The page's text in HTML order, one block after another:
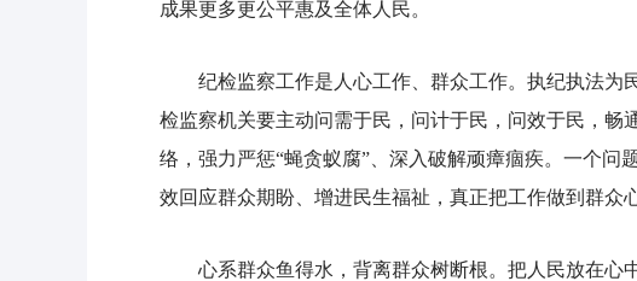
成果更多更公平惠及全体人民。
纪检监察工作是人心工作、群众工作。执纪执法为
检监察机关要主动问需于民，问计于民，问效于民，畅
络，强力严惩“蝇贪蚁腐”、深入破解顽瘴痼疾。一个
效回应群众期盼、增进民生福祉，真正把工作做到群众
心系群众鱼得水，背离群众树断根。把人民放在心